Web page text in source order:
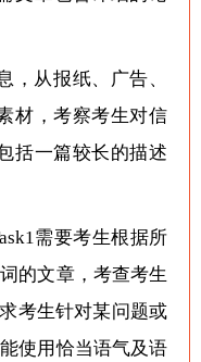
从报纸、广告、
材，考察考生对信
括一篇较长的描述
需要考生根据所
的文章，考查考生
考生针对某问题或
使用恰当语气及语